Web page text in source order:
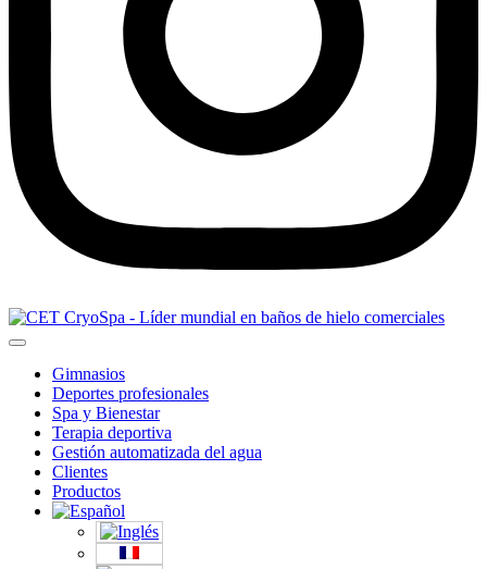
Gimnasios
Deportes profesionales
Spa y Bienestar
Terapia deportiva
Gestión automatizada del agua
Clientes
Productos